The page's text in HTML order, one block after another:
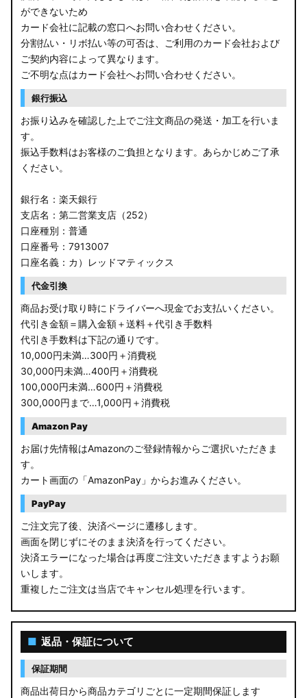
ができないため
カード会社に記載の窓口へお問い合わせください。
分割払い・リボ払い等の可否は、ご利用のカード会社および
ご契約内容によって異なります。
ご不明な点はカード会社へお問い合わせください。
銀行振込
お振り込みを確認した上でご注文商品の発送・加工を行いま
す。
振込手数料はお客様のご負担となります。あらかじめご了承
ください。
銀行名：楽天銀行
支店名：第二営業支店（252）
口座種別：普通
口座番号：7913007
口座名義：カ）レッドマティックス
代金引換
商品お受け取り時にドライバーへ現金でお支払いください。
代引き金額＝購入金額＋送料＋代引き手数料
代引き手数料は下記の通りです。
10,000円未満…300円＋消費税
30,000円未満…400円＋消費税
100,000円未満…600円＋消費税
300,000円まで…1,000円＋消費税
Amazon Pay
お届け先情報はAmazonのご登録情報からご選択いただきま
す。
カート画面の「AmazonPay」からお進みください。
PayPay
ご注文完了後、決済ページに遷移します。
画面を閉じずにそのまま決済を行ってください。
決済エラーになった場合は再度ご注文いただきますようお願
いします。
重複したご注文は当店でキャンセル処理を行います。
■ 返品・保証について
保証期間
商品出荷日から商品カテゴリごとに一定期間保証します